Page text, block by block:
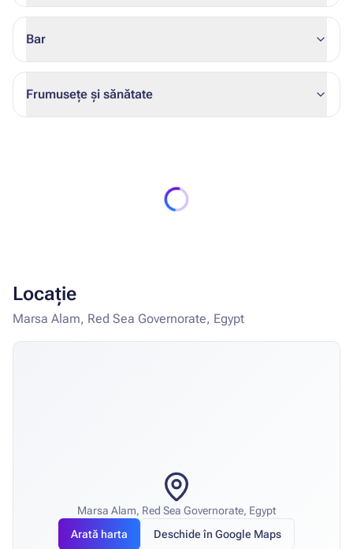
Bar
Frumusețe și sănătate
Locație
Marsa Alam, Red Sea Governorate, Egypt
Marsa Alam, Red Sea Governorate, Egypt
Arată harta
Deschide în Google Maps